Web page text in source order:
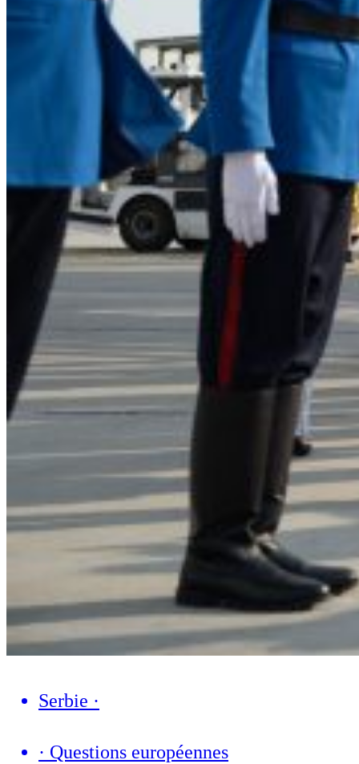
Serbie ·
· Questions européennes